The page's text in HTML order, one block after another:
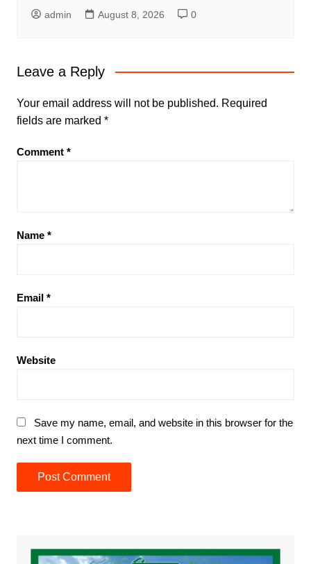
admin August 8, 2026 0
Leave a Reply
Your email address will not be published. Required
fields are marked *
Comment *
Name *
Email *
Website
Save my name, email, and website in this browser for the
next time I comment.